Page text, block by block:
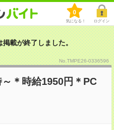
0
気になる！ ログイン
載が終了しました。
No.TMPE26-0336596
～＊時給1950円＊PC